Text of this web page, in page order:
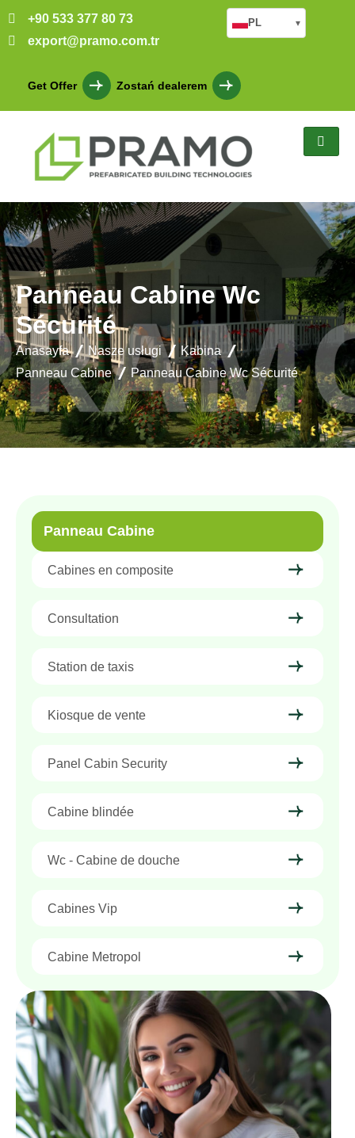
+90 533 377 80 73
export@pramo.com.tr
Get Offer Zostań dealerem
PL ▾
Panneau Cabine Wc
Sécurité
Anasayfa Nasze usługi
Kabina
Panneau Cabine
Panneau Cabine Wc Sécurité
Panneau Cabine
Cabines en composite
Consultation
Station de taxis
Kiosque de vente
Panel Cabin Security
Cabine blindée
Wc - Cabine de douche
Cabines Vip
Cabine Metropol